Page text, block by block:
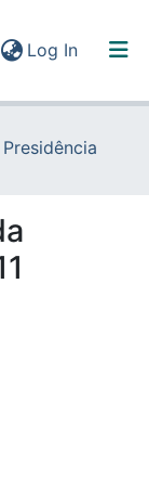
Log In(current)